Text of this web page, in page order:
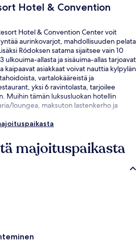
Hotel & Convention
Hotel & Convention Center voit
aurinkovarjot, mahdollisuuden pelata
Ródoksen satama sijaitsee vain 10
ulkouima-allasta ja sisäuima-allas tarjoavat
kaipaavat asiakkaat voivat nauttia kylpylän
vartalokääreistä ja
yksi 6 ravintolasta, tarjoilee
Muihin tämän luksusluokan hotellin
loungea, maksuton lastenkerho ja
majoituspaikasta